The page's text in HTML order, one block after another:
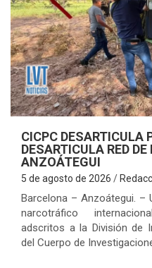
CICPC DESARTICULA
DESARTICULA RED
ANZOÁTEGUI
5 de agosto de 2026
Barcelona – Anzoátegui. –
narcotráfico
adscritos a la División de
del Cuerpo de